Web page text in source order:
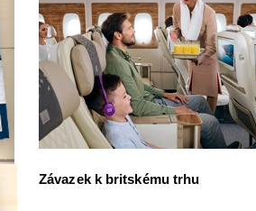
Závazek k britskému trhu